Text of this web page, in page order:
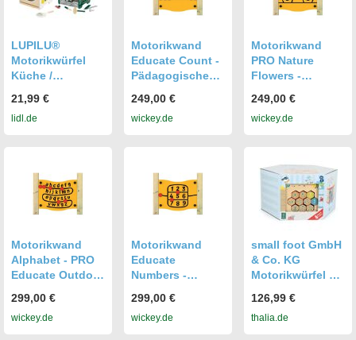
Kleinkindern dabei zu helfen, eigenständig Probleme zu
tolles Geschenk, das Kindern stundenlangen Spielspaß,
Herausforderungen und Lernerfolge bietet.
LUPILU®
Motorikwürfel
Küche /
Werkbank
21,99 €
lidl.de
Motorikwand
Educate Count -
Pädagogisches
für Kindergarten
- Feinmotorik
Wickey
249,00 €
wickey.de
Motorikwand
PRO Nature
Flowers -
Spielzeug zur
Feinmotorik
Pfosten Option -
Robustes Design
- Wickey
249,00 €
wickey.de
Motorikwand
Alphabet - PRO
Educate Outdoor
Kindergärten -
Wetterfest HDPE
299,00 €
wickey.de
Motorikwand
Educate
Numbers -
für Kindergarten
& Spielplatz
299,00 €
wickey.de
small foot GmbH
& Co. KG
Motorikwürfel XL
126,99 €
thalia.de